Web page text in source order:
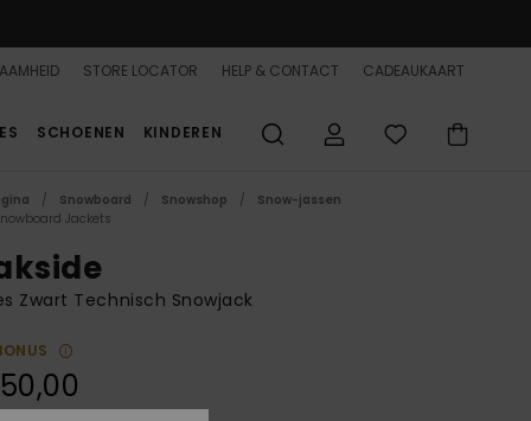
STORE LOCATOR HELP & CONTACT CADEAUKAART
SCHOENEN KINDEREN
Snowboard Snowshop
Snow-jassen
Jackets
Zwart Technisch Snowjack